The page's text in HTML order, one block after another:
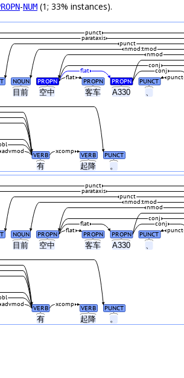
-NUM (1; 33% instances).
目前 空中 客车 A330 、
有 起降 。
NOUN PROPN PROPN PROPN PUNCT
flat punct
flat conj
conj
nmod
nmod:tmod
punct
parataxis
punct
VERB VERB PUNCT
advmod xcomp
目前 空中 客车 A330
有 起降 。
NOUN PROPN PROPN PROPN PUNCT
flat punct
flat conj
conj
nmod
nmod:tmod
punct
parataxis
punct
VERB VERB PUNCT
advmod xcomp